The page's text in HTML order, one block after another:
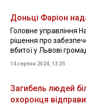
Доньці Фаріон
Головне управління
рішення про
вбитої у Львові
14 серпня 2024, 13:35
Загибель людей
охоронця